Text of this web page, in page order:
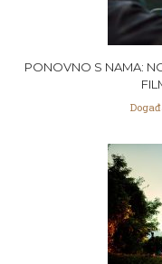
PONOVNO S NAMA: